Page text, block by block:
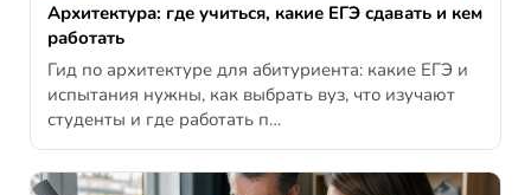
Архитектура: где учиться, какие ЕГЭ сдавать и кем
работать
Гид по архитектуре для абитуриента: какие ЕГЭ и
испытания нужны, как выбрать вуз, что изучают
студенты и где работать п…